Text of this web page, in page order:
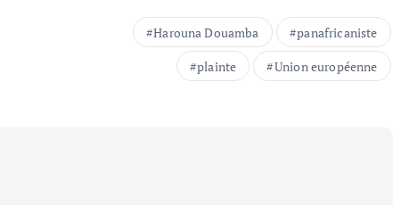
Harouna Douamba
panafricaniste
plainte
Union européenne